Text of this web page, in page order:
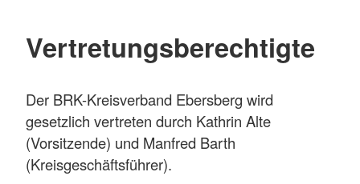
Vertretungsberechtigte
Der BRK-Kreisverband Ebersberg wird
gesetzlich vertreten durch Kathrin Alte
(Vorsitzende) und Manfred Barth
(Kreisgeschäftsführer).